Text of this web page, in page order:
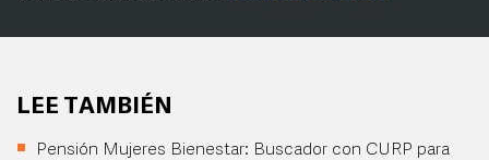
LEE TAMBIÉN
Pensión Mujeres Bienestar: Buscador con CURP para